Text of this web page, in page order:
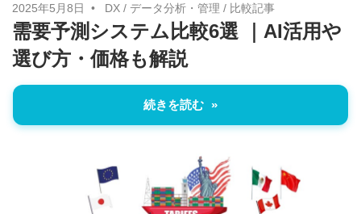
2025年5月8日 DX/ データ分析・管理 / 比較記事
需要予測システム比較6選 ｜AI活用や
選び方・価格も解説
続きを読む